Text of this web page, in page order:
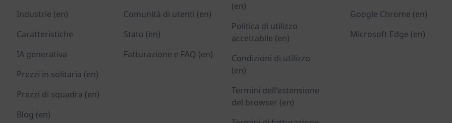
Industrie (en)
Caratteristiche
IA generativa
Prezzi in solitaria (en)
Prezzi di squadra (en)
Blog (en)
Comunità di utenti (en)
Stato (en)
Fatturazione e FAQ (en)
(en)
Politica di utilizzo
accettabile (en)
Condizioni di utilizzo
(en)
Termini dell'estensione
del browser (en)
Google Chrome (en)
Microsoft Edge (en)